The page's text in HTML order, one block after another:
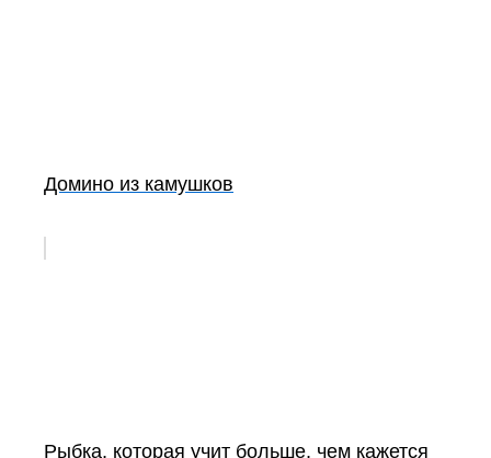
Домино из камушков
Рыбка, которая учит больше, чем кажется